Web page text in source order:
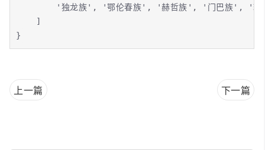
'独龙族', '鄂伦春族', '赫哲族', '门巴族', '珞
    ]
}
上一篇 下一篇